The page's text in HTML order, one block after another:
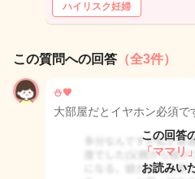
ハイリスク妊婦
この質問への回答 （全3件）
⛄️🧡
大部屋だとイヤホン必須で
この回答
「ママリ
お読みい